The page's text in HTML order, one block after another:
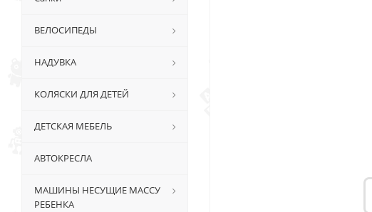
ВЕЛОСИПЕДЫ
НАДУВКА
КОЛЯСКИ ДЛЯ ДЕТЕЙ
ДЕТСКАЯ МЕБЕЛЬ
АВТОКРЕСЛА
МАШИНЫ НЕСУЩИЕ МАССУ
РЕБЕНКА